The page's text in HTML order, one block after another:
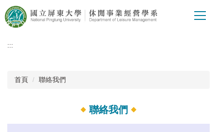
跳
到
主
內
:::
首頁 聯絡我們
聯絡我們